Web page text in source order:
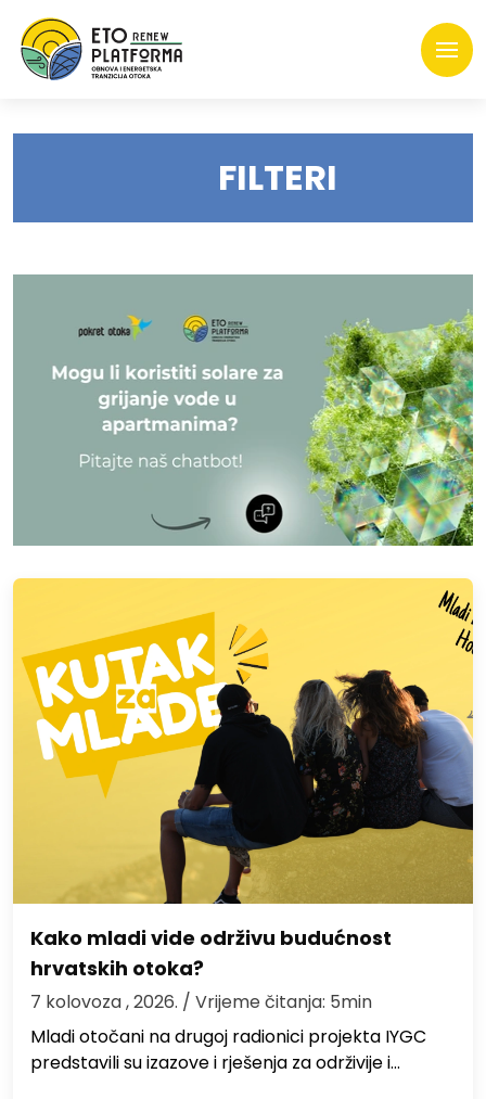
FILTERI
Kako mladi vide održivu budućnost
hrvatskih otoka?
7 kolovoza , 2026. / Vrijeme čitanja: 5min
Mladi otočani na drugoj radionici projekta IYGC
predstavili su izazove i rješenja za održivije i…